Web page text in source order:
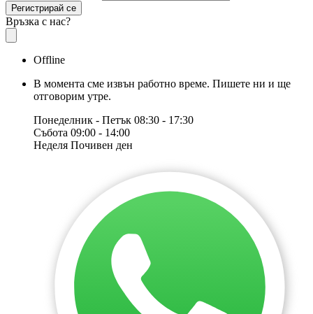
Регистрирай се
Връзка с нас?
Offline
В момента сме извън работно време. Пишете ни и ще
отговорим утре.
Понеделник - Петък 08:30 - 17:30
Събота 09:00 - 14:00
Неделя Почивен ден